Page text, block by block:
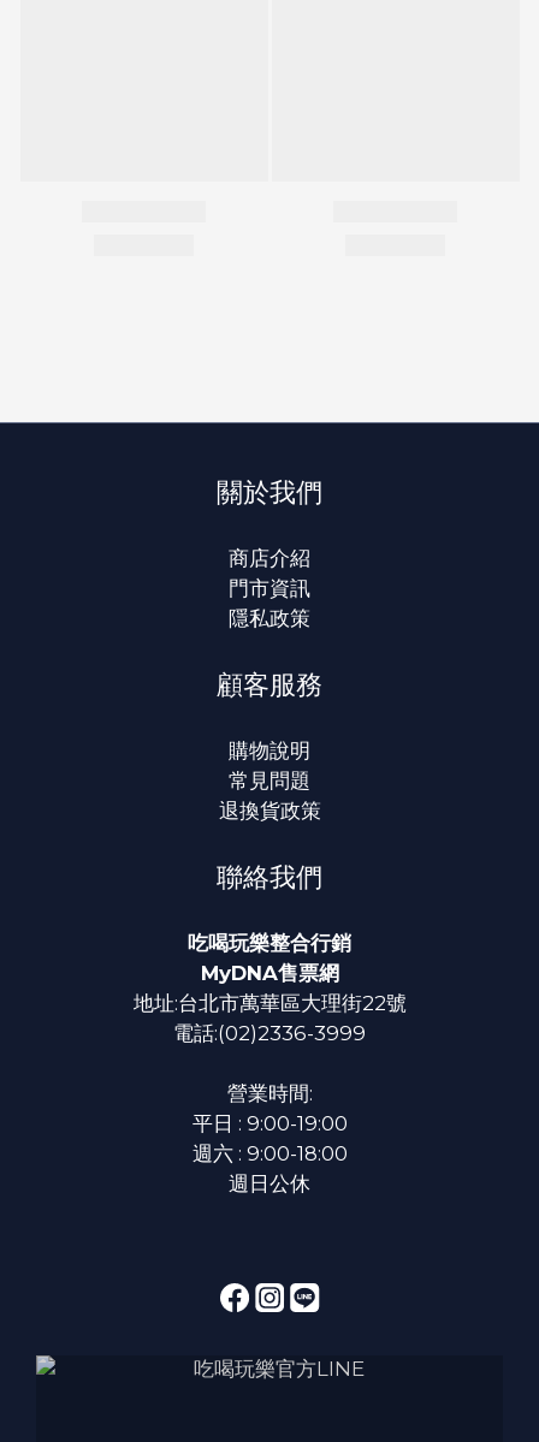
關於我們
商店介紹
門市資訊
隱私政策
顧客服務
購物說明
常見問題
退換貨政策
聯絡我們
吃喝玩樂整合行銷
MyDNA售票網
地址:台北市萬華區大理街22號
電話:(02)2336-3999
營業時間:
平日 : 9:00-19:00
週六 : 9:00-18:00
週日公休